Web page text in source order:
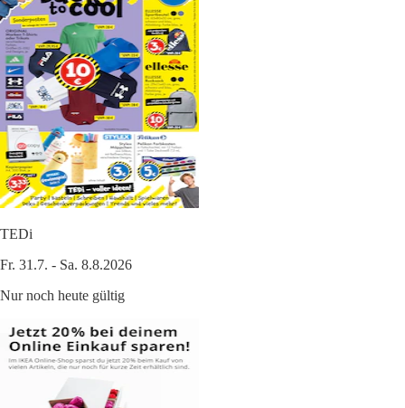
TEDi
Fr. 31.7. - Sa. 8.8.2026
Nur noch heute gültig